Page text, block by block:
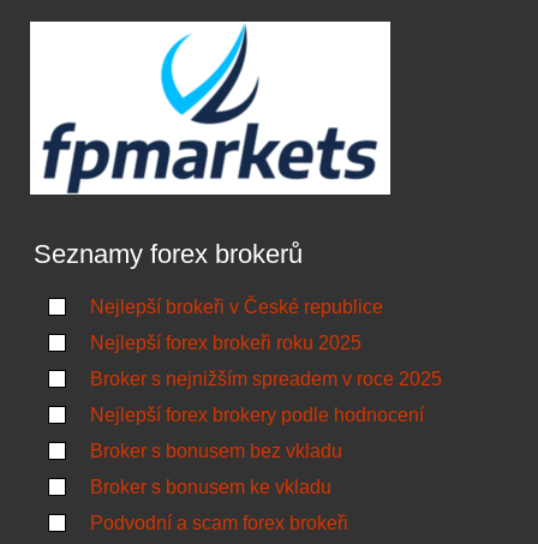
Seznamy forex brokerů
Nejlepší brokeři v České republice
Nejlepší forex brokeři roku 2025
Broker s nejnižším spreadem v roce 2025
Nejlepší forex brokery podle hodnocení
Broker s bonusem bez vkladu
Broker s bonusem ke vkladu
Podvodní a scam forex brokeři